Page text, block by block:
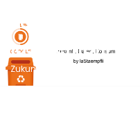
Zum
Inhalt
springen
FUTURE
laStaempfli
Zukunft, Daten, Konsum